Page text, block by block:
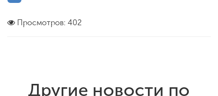
Просмотров: 402
Другие новости по